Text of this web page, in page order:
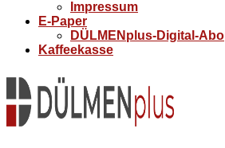
Impressum
E-Paper
DÜLMENplus-Digital-Abo
Kaffeekasse